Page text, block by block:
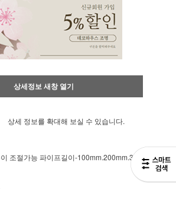
상세정보 새창 열기
상세 정보를 확대해 보실 수 있습니다.
조절가능 파이프길이-100mm.200mm.300mm 선택